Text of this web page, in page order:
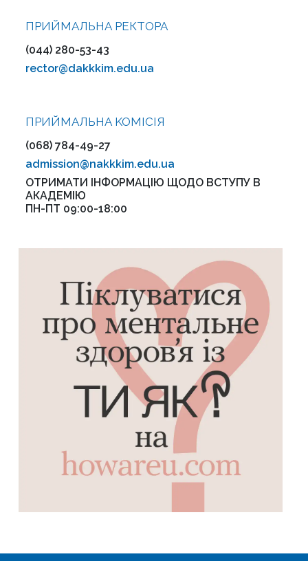
ПРИЙМАЛЬНА РЕКТОРА
(044) 280-53-43
rector@dakkkim.edu.ua
ПРИЙМАЛЬНА KOMІСІЯ
(068) 784-49-27
admission@nakkkim.edu.ua
ОТРИМАТИ ІНФОРМАЦІЮ ЩОДО ВСТУПУ В
АКАДЕМІЮ
ПН-ПТ 09:00-18:00